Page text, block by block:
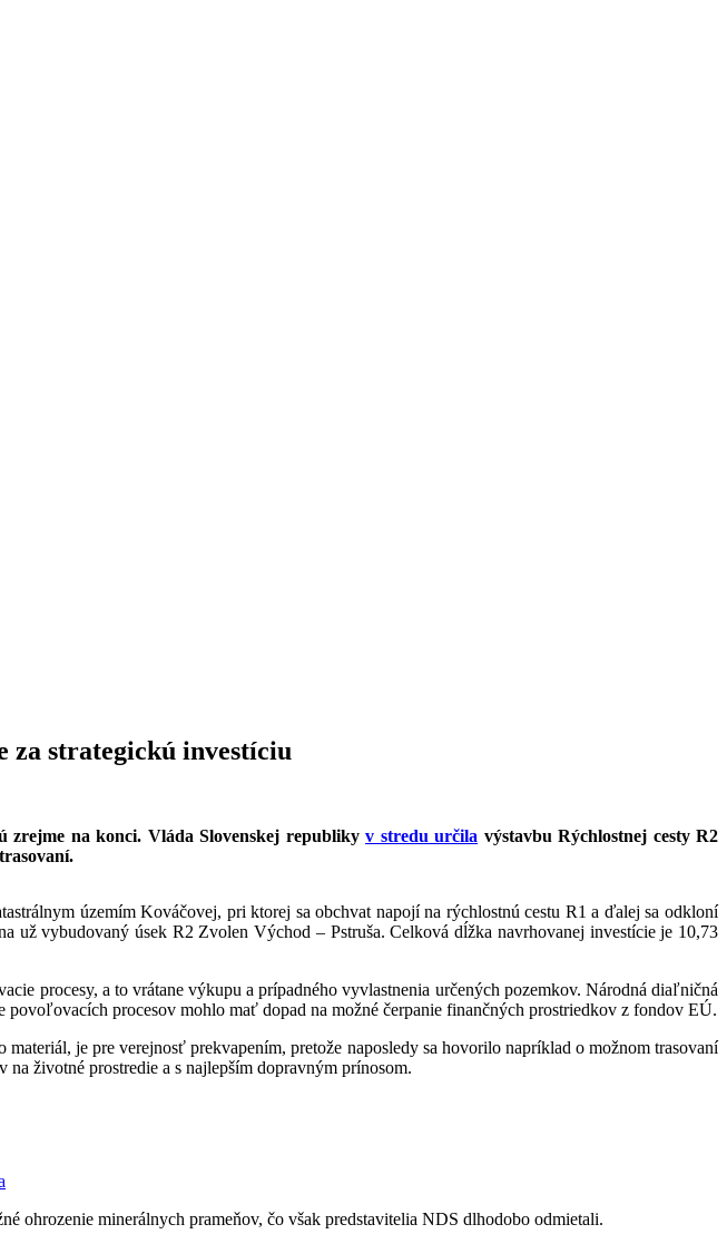
za strategickú investíciu
zrejme na konci. Vláda Slovenskej republiky v stredu určila výstavbu Rýchlostnej cesty R2
územím Kováčovej, pri ktorej sa obchvat napojí na rýchlostnú cestu R1 a ďalej sa odkloní
už vybudovaný úsek R2 Zvolen Východ – Pstruša. Celková dĺžka navrhovanej investície je 10,73
procesy, a to vrátane výkupu a prípadného vyvlastnenia určených pozemkov. Národná diaľničná
procesov mohlo mať dopad na možné čerpanie finančných prostriedkov z fondov EÚ.
je pre verejnosť prekvapením, pretože naposledy sa hovorilo napríklad o možnom trasovaní
životné prostredie a s najlepším dopravným prínosom.
ohrozenie minerálnych prameňov, čo však predstavitelia NDS dlhodobo odmietali.